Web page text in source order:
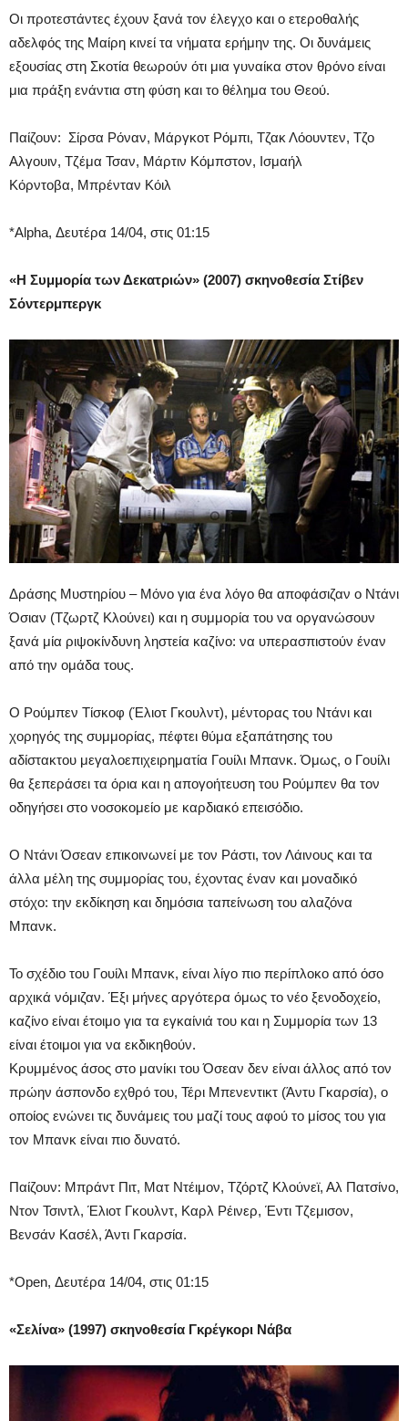
Οι προτεστάντες έχουν ξανά τον έλεγχο και ο ετεροθαλής
αδελφός της Μαίρη κινεί τα νήματα ερήμην της. Οι δυνάμεις
εξουσίας στη Σκοτία θεωρούν ότι μια γυναίκα στον θρόνο είναι
μια πράξη ενάντια στη φύση και το θέλημα του Θεού.
Παίζουν: Σίρσα Ρόναν, Μάργκοτ Ρόμπι, Τζακ Λόουντεν, Τζο
Αλγουιν, Τζέμα Τσαν, Μάρτιν Κόμπστον, Ισμαήλ
Κόρντοβα, Μπρένταν Κόιλ
*Alpha, Δευτέρα 14/04, στις 01:15
«Η Συμμορία των Δεκατριών» (2007) σκηνοθεσία Στίβεν
Σόντερμπεργκ
Δράσης Μυστηρίου – Μόνο για ένα λόγο θα αποφάσιζαν ο Ντάνι
Όσιαν (Τζωρτζ Κλούνει) και η συμμορία του να οργανώσουν
ξανά μία ριψοκίνδυνη ληστεία καζίνο: να υπερασπιστούν έναν
από την ομάδα τους.
Ο Ρούμπεν Τίσκοφ (Έλιοτ Γκουλντ), μέντορας του Ντάνι και
χορηγός της συμμορίας, πέφτει θύμα εξαπάτησης του
αδίστακτου μεγαλοεπιχειρηματία Γουίλι Μπανκ. Όμως, ο Γουίλι
θα ξεπεράσει τα όρια και η απογοήτευση του Ρούμπεν θα τον
οδηγήσει στο νοσοκομείο με καρδιακό επεισόδιο.
Ο Ντάνι Όσεαν επικοινωνεί με τον Ράστι, τον Λάινους και τα
άλλα μέλη της συμμορίας του, έχοντας έναν και μοναδικό
στόχο: την εκδίκηση και δημόσια ταπείνωση του αλαζόνα
Μπανκ.
Το σχέδιο του Γουίλι Μπανκ, είναι λίγο πιο περίπλοκο από όσο
αρχικά νόμιζαν. Έξι μήνες αργότερα όμως το νέο ξενοδοχείο,
καζίνο είναι έτοιμο για τα εγκαίνιά του και η Συμμορία των 13
είναι έτοιμοι για να εκδικηθούν.
Κρυμμένος άσος στο μανίκι του Όσεαν δεν είναι άλλος από τον
πρώην άσπονδο εχθρό του, Τέρι Μπενεντικτ (Άντυ Γκαρσία), ο
οποίος ενώνει τις δυνάμεις του μαζί τους αφού το μίσος του για
τον Μπανκ είναι πιο δυνατό.
Παίζουν: Μπράντ Πιτ, Ματ Ντέιμον, Τζόρτζ Κλούνεϊ, Αλ Πατσίνο,
Ντον Τσιντλ, Έλιοτ Γκουλντ, Καρλ Ρέινερ, Έντι Τζεμισον,
Βενσάν Κασέλ, Άντι Γκαρσία.
*Open, Δευτέρα 14/04, στις 01:15
«Σελίνα» (1997) σκηνοθεσία Γκρέγκορι Νάβα